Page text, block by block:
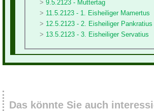
9.5.2123 - Muttertag
11.5.2123 - 1. Eisheiliger Mamertus
12.5.2123 - 2. Eisheiliger Pankratius
13.5.2123 - 3. Eisheiliger Servatius
Das könnte Sie auch